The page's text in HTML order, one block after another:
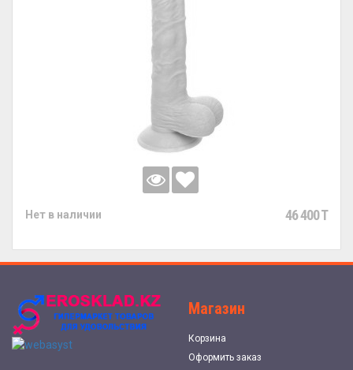
Нет в наличии 46 400 T
Магазин
Корзина
Оформить заказ